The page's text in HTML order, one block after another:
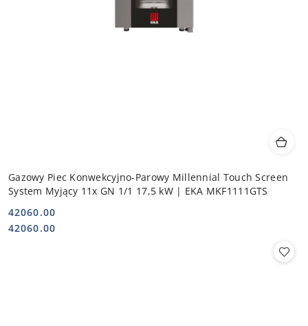
Gazowy Piec Konwekcyjno-Parowy Millennial Touch Screen
System Myjący 11x GN 1/1 17,5 kW | EKA MKF1111GTS
Cena:
42060.00
Cena:
42060.00